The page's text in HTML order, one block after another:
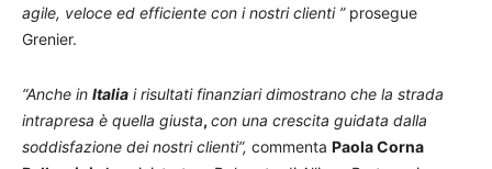
agile, veloce ed efficiente con i nostri clienti ” prosegue
Grenier.
“Anche in Italia i risultati finanziari dimostrano che la strada
intrapresa è quella giusta, con una crescita guidata dalla
soddisfazione dei nostri clienti”, commenta Paola Corna